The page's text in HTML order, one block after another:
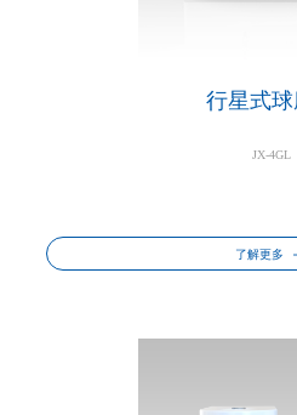
行星式
JX-4GL
了解更多